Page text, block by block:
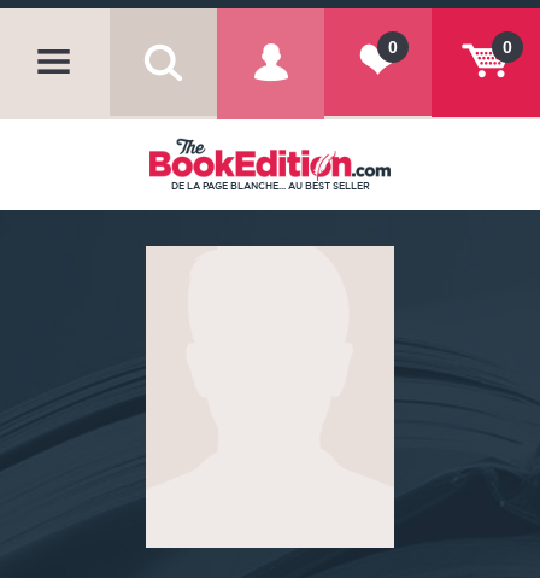
0
0
DE LA PAGE BLANCHE... AU BEST SELLER